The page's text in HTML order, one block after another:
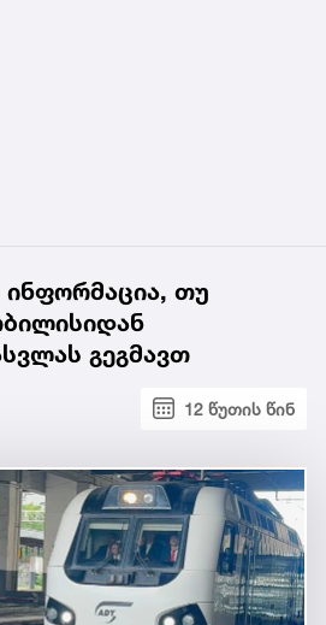
ინფორმაცია, თუ
გეგმავთ
12 წუთის წინ